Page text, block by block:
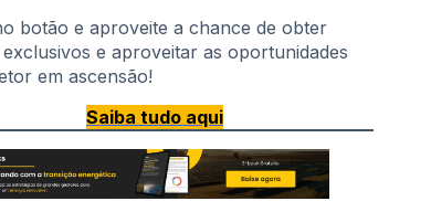
botão e aproveite a chance de obter
exclusivos e aproveitar as oportunidades
em ascensão!
Saiba tudo aqui